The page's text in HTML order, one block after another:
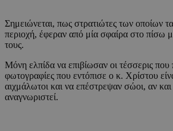
Σημειώνεται, πως στρατιώτες των οποίων
περιοχή, έφεραν από μία σφαίρα στο πίσω
τους.
Μόνη ελπίδα να επιβίωσαν οι τέσσερις που
φωτογραφίες που εντόπισε ο κ. Χρίστου
αιχμάλωτοι και να επέστρεψαν σώοι, αν και
αναγνωριστεί.